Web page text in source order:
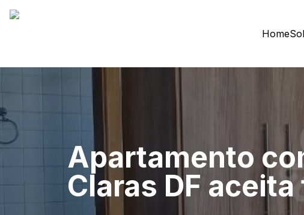
Home
Apartamento
Claras DF